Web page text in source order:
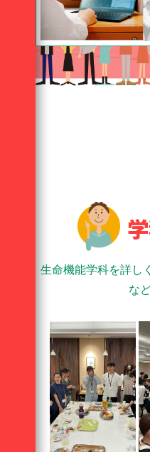
生命機能学科を詳し
な